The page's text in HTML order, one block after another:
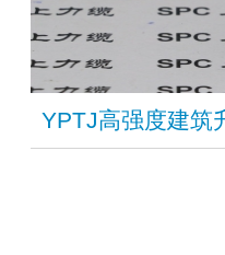
YPTJ高强度建筑